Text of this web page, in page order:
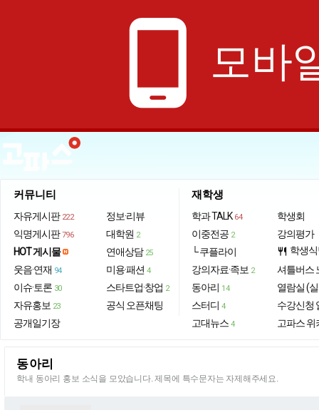
phone_android 모바
커뮤니티
자유게시판 222
익명게시판 796
HOT 게시물
웃음·연재 94
이슈·토론 30
자유홍보 23
공개일기장
정보·리뷰
대학원 2
연애상담 25
미용·패션 4
스타트업·창업 2
공식 오픈채팅
재학생
학과 TALK 64
이중전공 2
└ 쿠플라이
강의자료·족보 2
동아리 14
스터디 4
고대뉴스 4
학생회
강의평가
restaurant 학생
셔틀버스
열람실 (
수강신청
고파스 위
동아리
학내 동아리 홍보 소식을 모았습니다. 제목에 특수문자는 자제해주세요.